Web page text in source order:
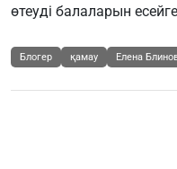
өтеуді балаларын
Блогер қамау Елена